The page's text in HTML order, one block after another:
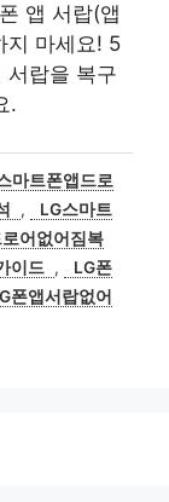
앱 서랍(앱
지 마세요! 5
서랍을 복구
.
마트폰앱드로
,
LG스마트
어없어짐복
이드 ,
LG폰
폰앱서랍없어